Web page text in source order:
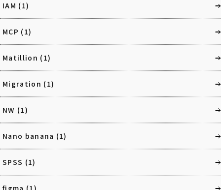
IAM (1)
MCP (1)
Matillion (1)
Migration (1)
NW (1)
Nano banana (1)
SPSS (1)
figma (1)